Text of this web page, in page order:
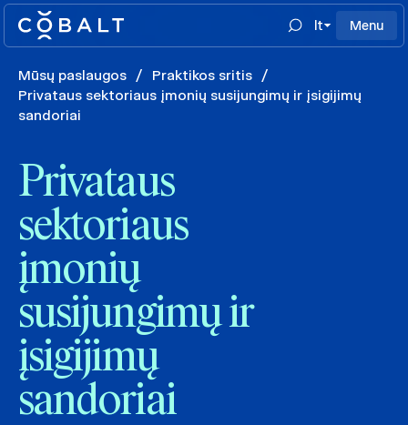
lt Menu
Mūsų paslaugos / Praktikos sritis /
Privataus sektoriaus įmonių susijungimų ir įsigijimų
sandoriai
Privataus
sektoriaus
įmonių
susijungimų ir
įsigijimų
sandoriai